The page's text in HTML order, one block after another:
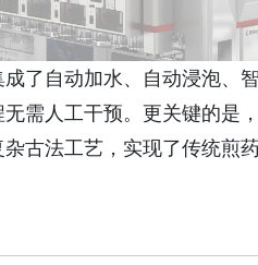
成了自动加水、自动浸泡、
需人工干预。更关键的是
古法工艺，实现了传统煎